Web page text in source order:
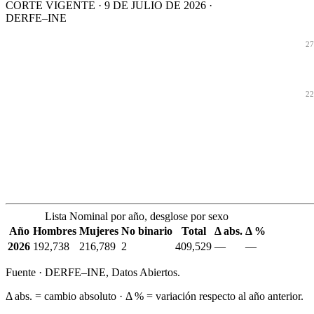
CORTE VIGENTE · 9 DE JULIO DE 2026 ·
DERFE–INE
Lista Nominal por año, desglose por sexo
Año Hombres Mujeres No binario Total Δ abs. Δ %
2026 192,738 216,789 2 409,529 — —
Fuente · DERFE–INE, Datos Abiertos.
Δ abs. = cambio absoluto · Δ % = variación respecto al año anterior.